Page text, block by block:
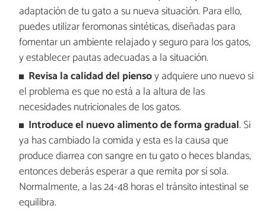
adaptación de tu gato a su nueva situación. Para ello,
puedes utilizar feromonas sintéticas, diseñadas para
fomentar un ambiente relajado y seguro para los gatos,
y establecer pautas adecuadas a la situación.
Revisa la calidad del piensoy adquiere uno nuevo si
el problema es que no está a la altura de las
necesidades nutricionales de los gatos.
Introduce el nuevo alimento de forma gradual. Si
ya has cambiado la comida y esta es la causa que
produce diarrea con sangre en tu gato o heces blandas,
entonces deberás esperar a que remita por sí sola.
Normalmente, a las 24-48 horas el tránsito intestinal se
equilibra.